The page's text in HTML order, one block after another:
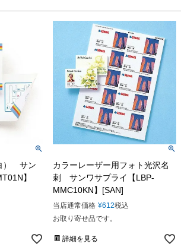
） サン
】
カラーレーザー用フォト光沢名
刺 サンワサプライ【LBP-
MMC10KN】[SAN]
当店通常価格 ¥612税込
お取り寄せ品です。
詳細を見る